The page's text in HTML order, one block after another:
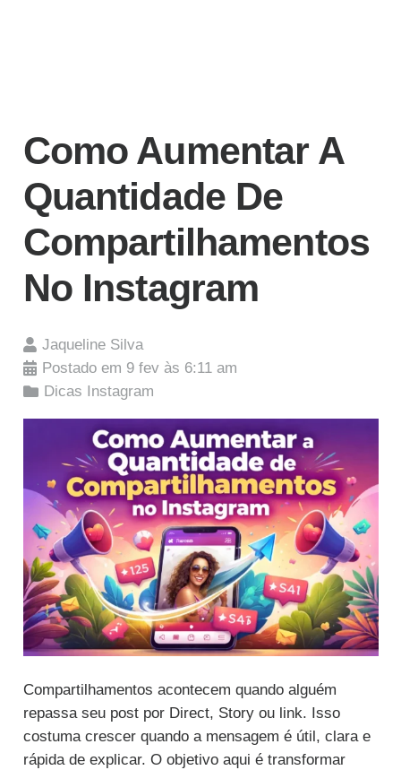
Como Aumentar A
Quantidade De
Compartilhamentos
No Instagram
Jaqueline Silva
Postado em 9 fev às 6:11 am
Dicas Instagram
Compartilhamentos acontecem quando alguém
repassa seu post por Direct, Story ou link. Isso
costuma crescer quando a mensagem é útil, clara e
rápida de explicar. O objetivo aqui é transformar